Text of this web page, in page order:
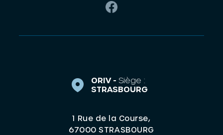
ORIV - Siège :
STRASBOURG
1 Rue de la Course,
67000 STRASBOURG